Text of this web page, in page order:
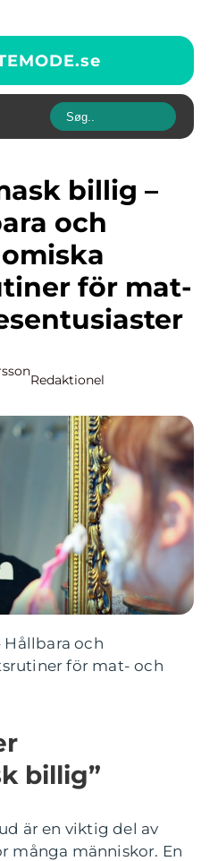
se
och
för mat-
Redaktionel
Hållbara och
för mat- och
billig”
är en viktig del av
många människor. En